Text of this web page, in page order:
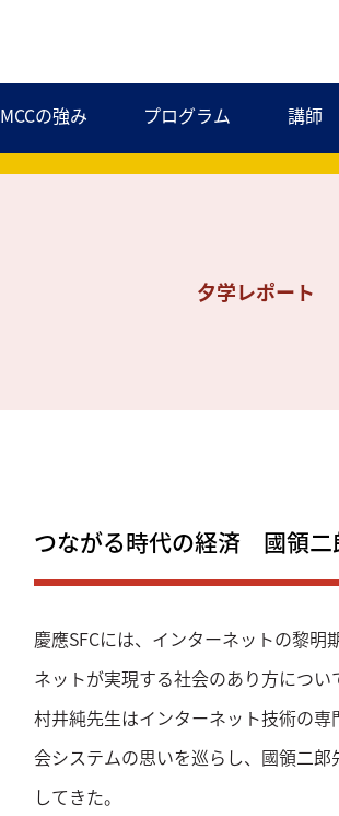
MCCの強み プログラム 講師
夕学レポート
つながる時代の経済 國領二
慶應SFCには、インターネットの黎
ネットが実現する社会のあり方につい
村井純先生はインターネット技術の
会システムの思いを巡らし、國領二
してきた。